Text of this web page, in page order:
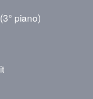
piano)